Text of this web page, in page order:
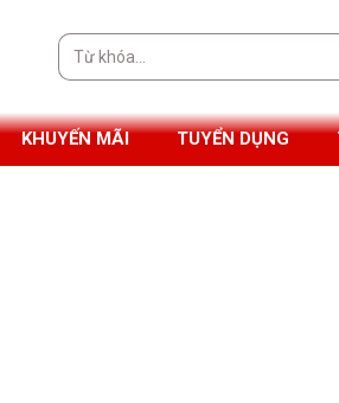
Tìm
kiếm:
KHUYẾN MÃI TUYỂN DỤNG